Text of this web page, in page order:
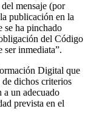
mensaje (por
publicación en la
se ha pinchado
del Código
ser inmediata”.
Digital que
dichos criterios
a un adecuado
prevista en el